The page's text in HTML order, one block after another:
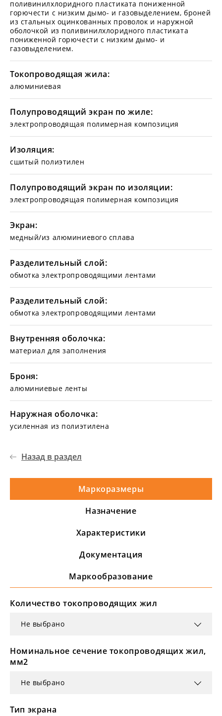
поливинилхлоридного пластиката пониженной
горючести с низким дымо- и газовыделением, броней
из стальных оцинкованных проволок и наружной
оболочкой из поливинилхлоридного пластиката
пониженной горючести с низким дымо- и
газовыделением.
Токопроводящая жила:
алюминиевая
Полупроводящий экран по жиле:
электропроводящая полимерная композиция
Изоляция:
сшитый полиэтилен
Полупроводящий экран по изоляции:
электропроводящая полимерная композиция
Экран:
медный/из алюминиевого сплава
Разделительный слой:
обмотка электропроводящими лентами
Разделительный слой:
обмотка электропроводящими лентами
Внутренняя оболочка:
материал для заполнения
Броня:
алюминиевые ленты
Наружная оболочка:
усиленная из полиэтилена
Назад в раздел
Маркоразмеры
Назначение
Характеристики
Документация
Маркообразование
Количество токопроводящих жил
Не выбрано
Номинальное сечение токопроводящих жил,
мм2
Не выбрано
Тип экрана